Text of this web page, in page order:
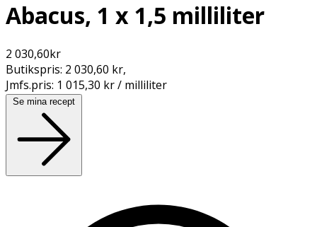
Abacus, 1 x 1,5 milliliter
2 030,60kr
Butikspris: 2 030,60 kr,
Jmfs.pris: 1 015,30 kr / milliliter
Se mina recept